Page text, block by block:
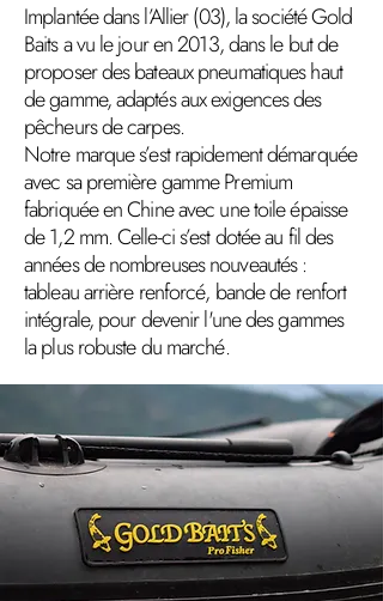
Implantée dans l’Allier (03), la société Gold
Baits a vu le jour en 2013, dans le but de
proposer des bateaux pneumatiques haut
de gamme, adaptés aux exigences des
pêcheurs de carpes.
Notre marque s’est rapidement démarquée
avec sa première gamme Premium
fabriquée en Chine avec une toile épaisse
de 1,2 mm. Celle-ci s’est dotée au fil des
années de nombreuses nouveautés :
tableau arrière renforcé, bande de renfort
intégrale, pour devenir l'une des gammes
la plus robuste du marché.